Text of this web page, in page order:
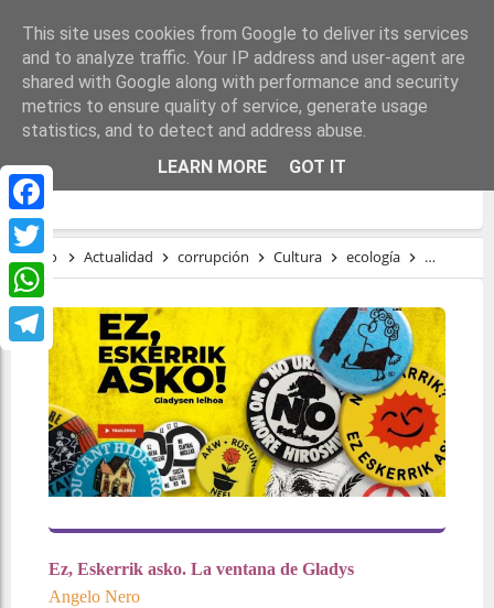
Facebook
Twitter
WhatsApp
Telegram
EZ, ESKERRIK ASKO. LA VENTANA DE
GLADYS
Inicio Actualidad corrupción Cultura ecología
Ez, Eskerrik asko. La ventana de Gladys
Angelo Nero
This site uses cookies from Google to deliver its services
and to analyze traffic. Your IP address and user-agent are
shared with Google along with performance and security
metrics to ensure quality of service, generate usage
statistics, and to detect and address abuse.
LEARN MORE
GOT IT